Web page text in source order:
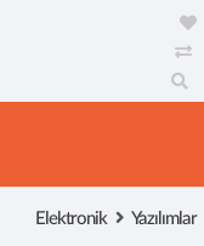
Elektronik Yazılımlar